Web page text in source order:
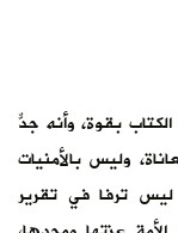
بقوة، وأنه جدٌّ
وليس بالأمنيات
ليس ترفا في تقرير